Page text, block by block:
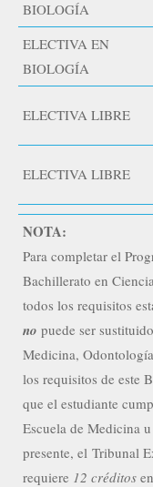
BIOLOGÍA
ELECTIVA EN
BIOLOGÍA
ELECTIVA LIBRE
ELECTIVA LIBRE
NOTA:
Para completar el
Bachillerato en
todos los requisitos
no puede ser
Medicina,
los requisitos de este
que el estudiante
Escuela de Medicina
presente, el Tribunal
requiere 12 créditos